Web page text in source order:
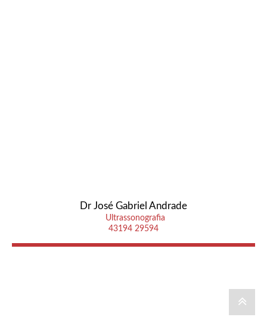
Dr José Gabriel Andrade
Ultrassonografia
43194 29594